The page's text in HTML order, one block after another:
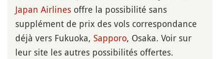
Japan Airlines offre la possibilité sans
supplément de prix des vols correspondance
déjà vers Fukuoka, Sapporo, Osaka. Voir sur
leur site les autres possibilités offertes.